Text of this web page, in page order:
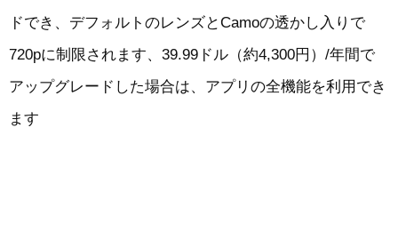
ドでき、デフォルトのレンズとCamoの透かし入りで
720pに制限されます、39.99ドル（約4,300円）/年間で
アップグレードした場合は、アプリの全機能を利用でき
ます